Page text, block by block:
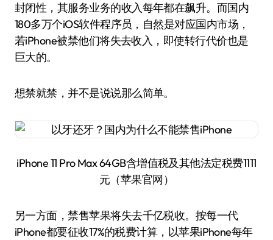
封闭性，其服务业务的收入每年都在飙升。而国内
180多万个iOS软件程序员，自然是对应国内市场，
若iPhone被禁他们将失去收入，即使转行代价也是
巨大的。
想禁就禁，并不是说说那么简单。
iPhone 11 Pro Max 64GB含增值税及其他法定税费1111
元（苹果官网）
另一方面，禁售苹果将失去千亿税收。按每一代
iPhone都要征收17%的税费计算，以苹果iPhone每年